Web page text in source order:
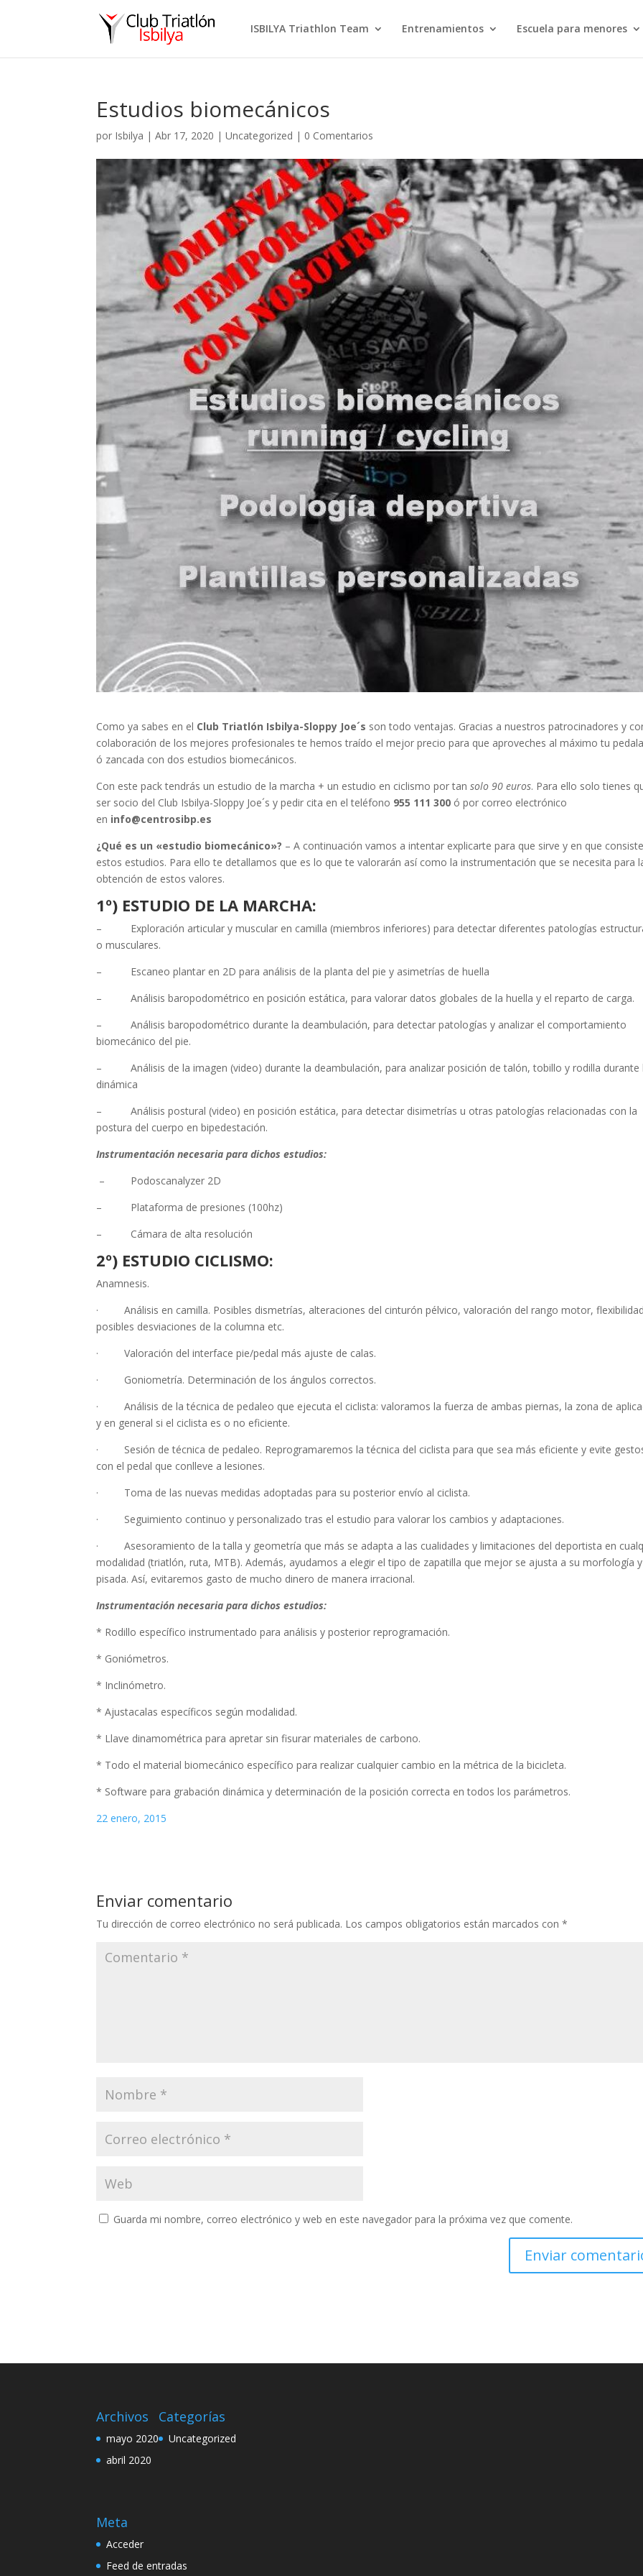
ISBILYA Triathlon Team Entrenamientos Escuela para menores
Estudios biomecánicos
por Isbilya |Abr 17, 2020 |Uncategorized | 0 Comentarios
Como ya sabes en el Club Triatlón Isbilya-Sloppy Joe´s son todo ventajas. Gracias a nuestros patrocinadores y
colaboración de los mejores profesionales te hemos traído el mejor precio para que aproveches al máximo tu
ó zancada con dos estudios biomecánicos.
Con este pack tendrás un estudio de la marcha + un estudio en ciclismo por tansolo 90 euros. Para ello solo tienes
ser socio del Club Isbilya-Sloppy Joe´s y pedir cita en el teléfono 955 111 300 ó por correo electrónico
en info@centrosibp.es
¿Qué es un «estudio biomecánico»? – A continuación vamos a intentar explicarte para que sirve y en que
estos estudios. Para ello te detallamos que es lo que te valorarán así como la instrumentación que se necesita para
obtención de estos valores.
1º) ESTUDIO DE LA MARCHA:
– Exploración articular y muscular en camilla (miembros inferiores) para detectar diferentes patologías
o musculares.
– Escaneo plantar en 2D para análisis de la planta del pie y asimetrías de huella
– Análisis baropodométrico en posición estática, para valorar datos globales de la huella y el reparto de carga.
– Análisis baropodométrico durante la deambulación, para detectar patologías y analizar el comportamiento
biomecánico del pie.
– Análisis de la imagen (video) durante la deambulación, para analizar posición de talón, tobillo y rodilla durante
dinámica
– Análisis postural (video) en posición estática, para detectar disimetrías u otras patologías relacionadas con la
postura del cuerpo en bipedestación.
Instrumentación necesaria para dichos estudios:
– Podoscanalyzer 2D
– Plataforma de presiones (100hz)
– Cámara de alta resolución
2º) ESTUDIO CICLISMO:
Anamnesis.
· Análisis en camilla. Posibles dismetrías, alteraciones del cinturón pélvico, valoración del rango motor,
posibles desviaciones de la columna etc.
· Valoración del interface pie/pedal más ajuste de calas.
· Goniometría. Determinación de los ángulos correctos.
· Análisis de la técnica de pedaleo que ejecuta el ciclista: valoramos la fuerza de ambas piernas, la zona de
y en general si el ciclista es o no eficiente.
· Sesión de técnica de pedaleo. Reprogramaremos la técnica del ciclista para que sea más eficiente y evite
con el pedal que conlleve a lesiones.
· Toma de las nuevas medidas adoptadas para su posterior envío al ciclista.
· Seguimiento continuo y personalizado tras el estudio para valorar los cambios y adaptaciones.
· Asesoramiento de la talla y geometría que más se adapta a las cualidades y limitaciones del deportista en
modalidad (triatlón, ruta, MTB). Además, ayudamos a elegir el tipo de zapatilla que mejor se ajusta a su morfología y
pisada. Así, evitaremos gasto de mucho dinero de manera irracional.
Instrumentación necesaria para dichos estudios:
* Rodillo específico instrumentado para análisis y posterior reprogramación.
* Goniómetros.
* Inclinómetro.
* Ajustacalas específicos según modalidad.
* Llave dinamométrica para apretar sin fisurar materiales de carbono.
* Todo el material biomecánico específico para realizar cualquier cambio en la métrica de la bicicleta.
* Software para grabación dinámica y determinación de la posición correcta en todos los parámetros.
22 enero, 2015
Enviar comentario
Tu dirección de correo electrónico no será publicada. Los campos obligatorios están marcados con*
Guarda mi nombre, correo electrónico y web en este navegador para la próxima vez que comente.
Archivos
mayo 2020
abril 2020
Categorías
Uncategorized
Meta
Acceder
Feed de entradas